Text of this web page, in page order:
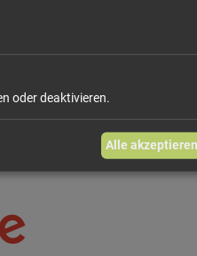
oder deaktivieren.
Alle akzeptieren